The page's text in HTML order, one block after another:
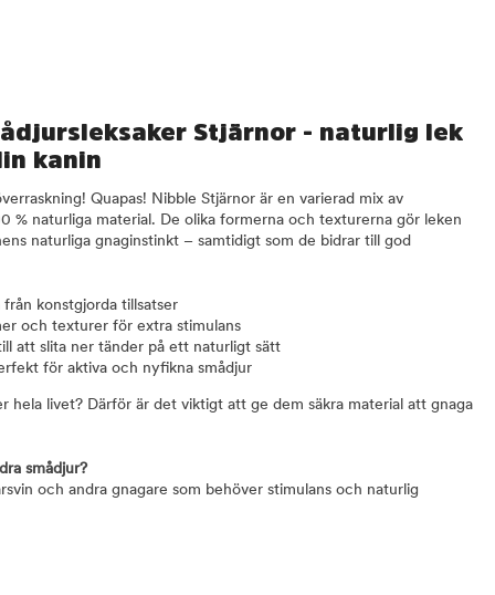
Stjärnor - naturlig lek
kanin
Quapas! Nibble Stjärnor är en varierad mix av
% naturliga material. De olika formerna och texturerna gör leken
naturliga gnaginstinkt – samtidigt som de bidrar till god
konstgjorda tillsatser
och texturer för extra stimulans
att slita ner tänder på ett naturligt sätt
för aktiva och nyfikna smådjur
hela livet? Därför är det viktigt att ge dem säkra material att gnaga
smådjur?
och andra gnagare som behöver stimulans och naturlig